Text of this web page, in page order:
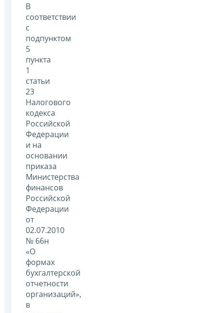
В
соответствии
с
подпунктом
5
пункта
1
статьи
23
Налогового
кодекса
Российской
Федерации
и на
основании
приказа
Министерства
финансов
Российской
Федерации
от
02.07.2010
№ 66н
«О
формах
бухгалтерской
отчетности
организаций»,
в